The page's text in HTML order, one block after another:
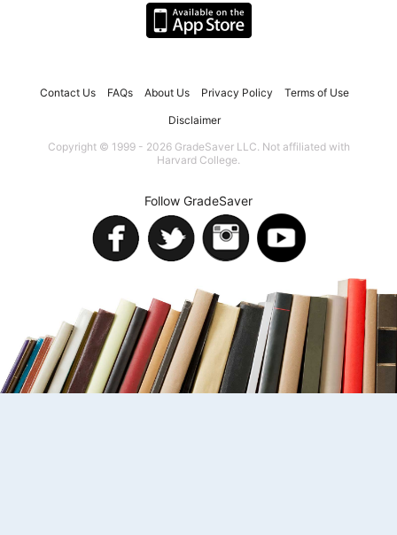
Contact Us FAQs About Us Privacy Policy Terms of Use
Disclaimer
Copyright © 1999 - 2026 GradeSaver LLC. Not affiliated with
Harvard College.
Follow GradeSaver